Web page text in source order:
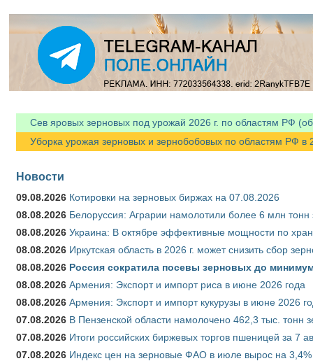
Сев яровых зерновых под урожай 2026 г. по областям РФ
Уборка урожая зерновых и зернобобовых по областям РФ в
Новости
09.08.2026 Котировки на зерновых биржах на 07.08.2026
08.08.2026 Белоруссия: Аграрии намолотили более 6 млн тонн
08.08.2026 Украина: В октябре эффективные мощности по
08.08.2026 Иркутская область в 2026 г. может снизить сбор
08.08.2026 Россия сократила посевы зерновых до
08.08.2026 Армения: Экспорт и импорт риса в июне 2026 года
08.08.2026 Армения: Экспорт и импорт кукурузы в июне 2026
07.08.2026 В Пензенской области намолочено 462,3 тыс. тонн
07.08.2026 Итоги российских биржевых торгов пшеницей за 7
07.08.2026 Индекс цен на зерновые ФАО в июле вырос на 3,4%